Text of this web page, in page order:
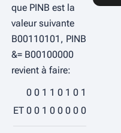
que PINB est la
valeur suivante
B00110101 , PINB
&= B00100000
revient à faire:
0 0 1 1 0 1 0 1
ET 0 0 1 0 0 0 0 0